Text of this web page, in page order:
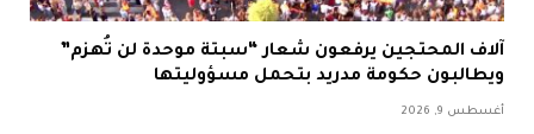
آلاف المحتجين يرفعون شعار “سبتة موحدة لن تُهزم”
ويطالبون حكومة مدريد بتحمل مسؤوليتها
أغسطس 9, 2026